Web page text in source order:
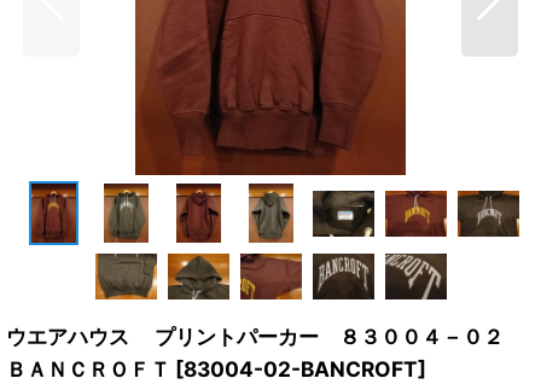
ウエアハウス プリントパーカー ８３００４－０２
ＢＡＮＣＲＯＦＴ [83004-02-BANCROFT]